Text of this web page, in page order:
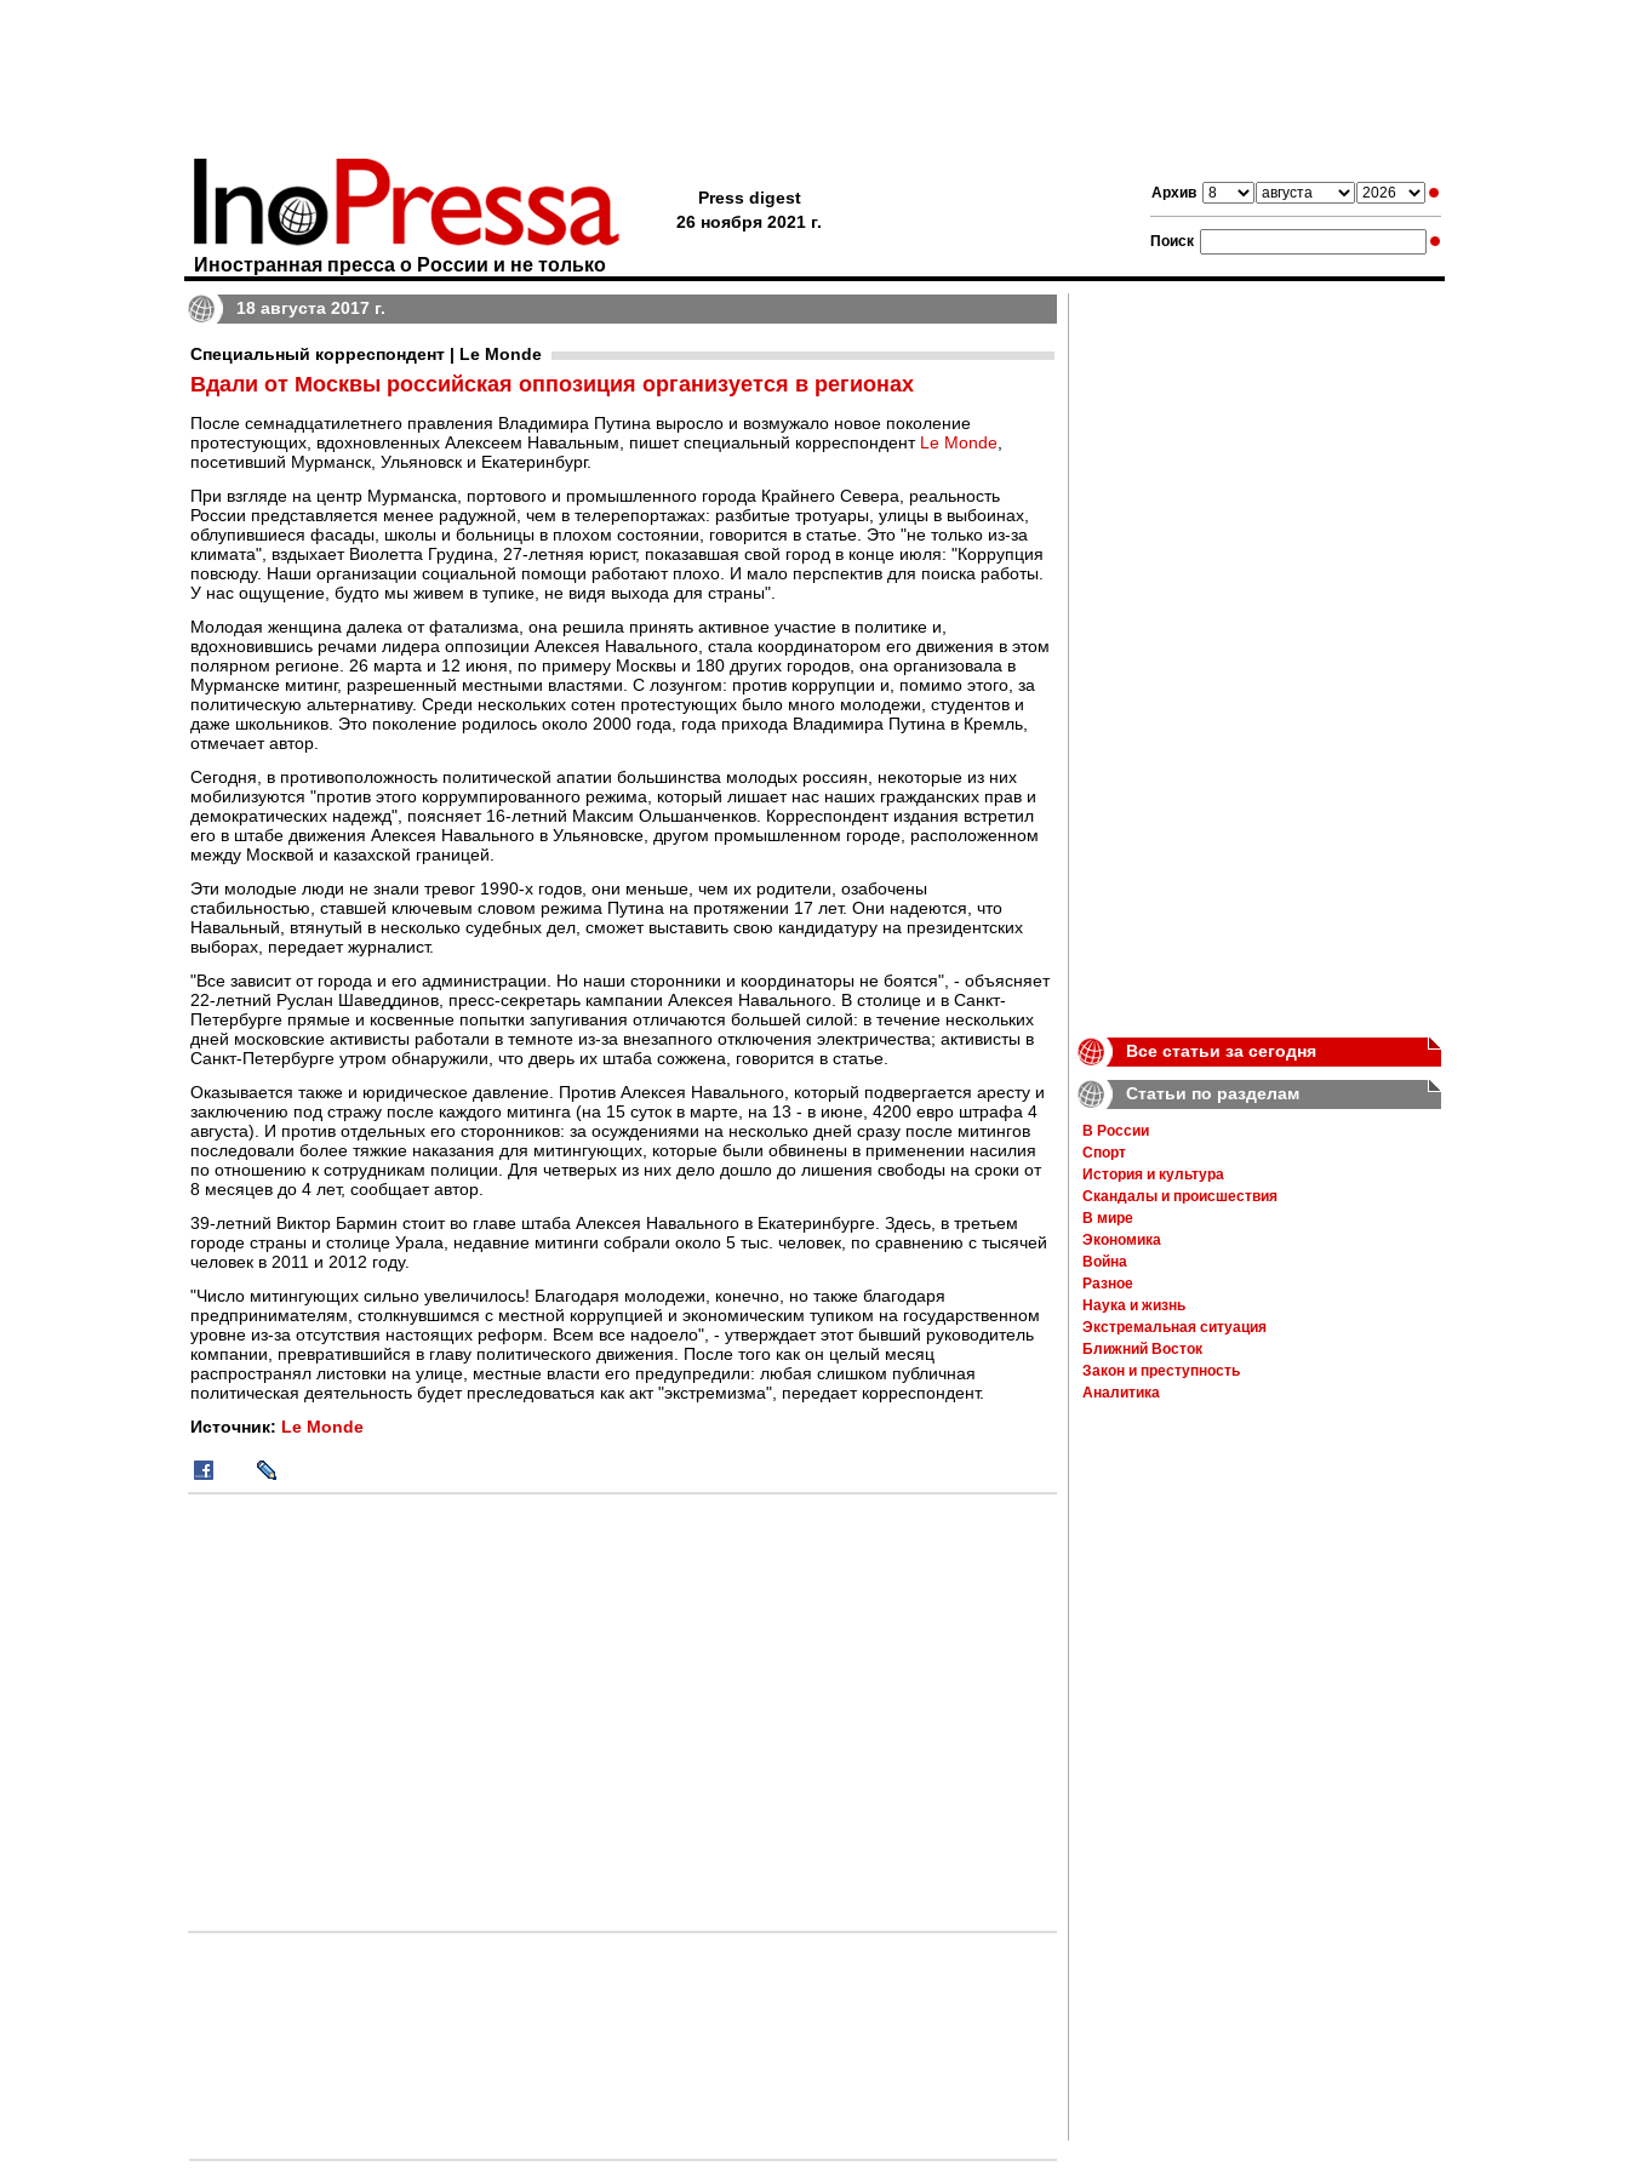
Архив
Поиск
Иностранная пресса о России и не только
Press digest
26 ноября 2021 г.
18 августа 2017 г.
Специальный корреспондент | Le Monde
Вдали от Москвы российская оппозиция организуется в регионах
После семнадцатилетнего правления Владимира Путина выросло и возмужало новое поколение
протестующих, вдохновленных Алексеем Навальным, пишет специальный корреспондент Le Monde
посетивший Мурманск, Ульяновск и Екатеринбург.
При взгляде на центр Мурманска, портового и промышленного города Крайнего Севера, реальность
России представляется менее радужной, чем в телерепортажах: разбитые тротуары, улицы в выбоинах,
облупившиеся фасады, школы и больницы в плохом состоянии, говорится в статье. Это "не только из-за
климата", вздыхает Виолетта Грудина, 27-летняя юрист, показавшая свой город в конце июля: "Коррупция
повсюду. Наши организации социальной помощи работают плохо. И мало перспектив для поиска работы.
У нас ощущение, будто мы живем в тупике, не видя выхода для страны".
Молодая женщина далека от фатализма, она решила принять активное участие в политике и,
вдохновившись речами лидера оппозиции Алексея Навального, стала координатором его движения в этом
полярном регионе. 26 марта и 12 июня, по примеру Москвы и 180 других городов, она организовала в
Мурманске митинг, разрешенный местными властями. С лозунгом: против коррупции и, помимо этого, за
политическую альтернативу. Среди нескольких сотен протестующих было много молодежи, студентов и
даже школьников. Это поколение родилось около 2000 года, года прихода Владимира Путина в Кремль,
отмечает автор.
Сегодня, в противоположность политической апатии большинства молодых россиян, некоторые из них
мобилизуются "против этого коррумпированного режима, который лишает нас наших гражданских прав и
демократических надежд", поясняет 16-летний Максим Ольшанченков. Корреспондент издания встретил
его в штабе движения Алексея Навального в Ульяновске, другом промышленном городе, расположенном
между Москвой и казахской границей.
Эти молодые люди не знали тревог 1990-х годов, они меньше, чем их родители, озабочены
стабильностью, ставшей ключевым словом режима Путина на протяжении 17 лет. Они надеются, что
Навальный, втянутый в несколько судебных дел, сможет выставить свою кандидатуру на президентских
выборах, передает журналист.
"Все зависит от города и его администрации. Но наши сторонники и координаторы не боятся", - объясняет
22-летний Руслан Шаведдинов, пресс-секретарь кампании Алексея Навального. В столице и в Санкт-
Петербурге прямые и косвенные попытки запугивания отличаются большей силой: в течение нескольких
дней московские активисты работали в темноте из-за внезапного отключения электричества; активисты в
Санкт-Петербурге утром обнаружили, что дверь их штаба сожжена, говорится в статье.
Оказывается также и юридическое давление. Против Алексея Навального, который подвергается аресту и
заключению под стражу после каждого митинга (на 15 суток в марте, на 13 - в июне, 4200 евро штрафа 4
августа). И против отдельных его сторонников: за осуждениями на несколько дней сразу после митингов
последовали более тяжкие наказания для митингующих, которые были обвинены в применении насилия
по отношению к сотрудникам полиции. Для четверых из них дело дошло до лишения свободы на сроки от
8 месяцев до 4 лет, сообщает автор.
39-летний Виктор Бармин стоит во главе штаба Алексея Навального в Екатеринбурге. Здесь, в третьем
городе страны и столице Урала, недавние митинги собрали около 5 тыс. человек, по сравнению с тысячей
человек в 2011 и 2012 году.
"Число митингующих сильно увеличилось! Благодаря молодежи, конечно, но также благодаря
предпринимателям, столкнувшимся с местной коррупцией и экономическим тупиком на государственном
уровне из-за отсутствия настоящих реформ. Всем все надоело", - утверждает этот бывший руководитель
компании, превратившийся в главу политического движения. После того как он целый месяц
распространял листовки на улице, местные власти его предупредили: любая слишком публичная
политическая деятельность будет преследоваться как акт "экстремизма", передает корреспондент.
Источник: Le Monde
Все статьи за сегодня
Статьи по разделам
В России
Спорт
История и культура
Скандалы и происшествия
В мире
Экономика
Война
Разное
Наука и жизнь
Экстремальная ситуация
Ближний Восток
Закон и преступность
Аналитика